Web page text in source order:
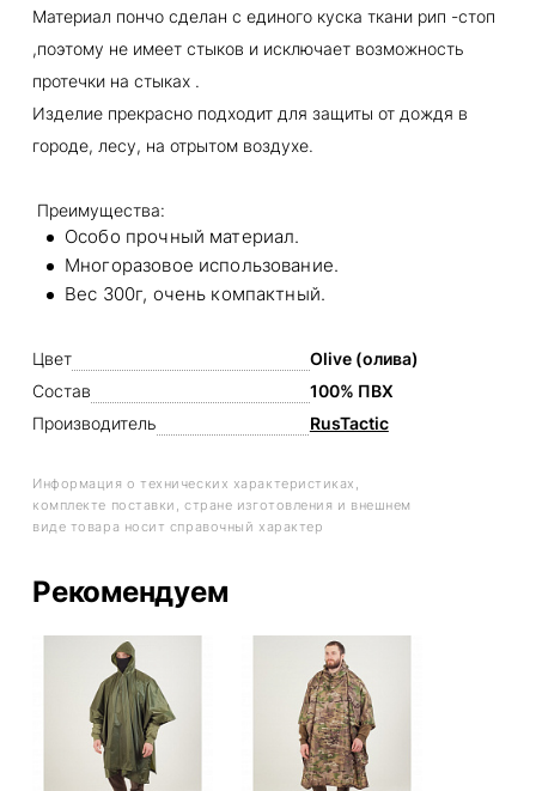
Материал пончо сделан с единого куска ткани рип -стоп
,поэтому не имеет стыков и исключает возможность
протечки на стыках .
Изделие прекрасно подходит для защиты от дождя в
городе, лесу, на отрытом воздухе.
Преимущества:
Особо прочный материал.
Многоразовое использование.
Вес 300г, очень компактный.
Цвет
Olive (олива)
Состав
100% ПВХ
Производитель
RusTactic
Информация о технических характеристиках,
комплекте поставки, стране изготовления и внешнем
виде товара носит справочный характер
Рекомендуем